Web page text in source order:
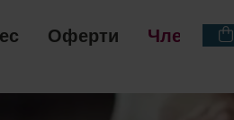
Оферти Членство